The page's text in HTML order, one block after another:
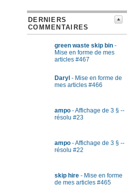
DERNIERS
COMMENTAIRES
green waste skip bin -
Mise en forme de mes
articles #467
Daryl - Mise en forme de
mes articles #466
ampo - Affichage de 3 § --
résolu #23
ampo - Affichage de 3 § --
résolu #22
skip hire - Mise en forme
de mes articles #465